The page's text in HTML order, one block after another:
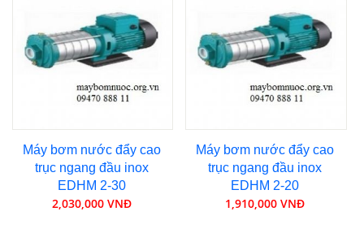
Máy bơm nước đẩy cao
trục ngang đầu inox
EDHM 2-30
2,030,000 VNĐ
Máy bơm nước đẩy cao
trục ngang đầu inox
EDHM 2-20
1,910,000 VNĐ